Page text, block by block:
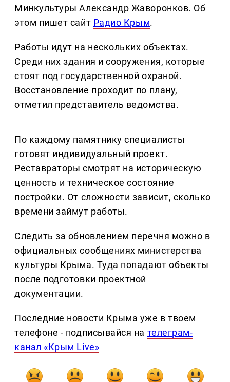
Минкультуры Александр Жаворонков. Об
этом пишет сайт Радио Крым.
Работы идут на нескольких объектах.
Среди них здания и сооружения, которые
стоят под государственной охраной.
Восстановление проходит по плану,
отметил представитель ведомства.
По каждому памятнику специалисты
готовят индивидуальный проект.
Реставраторы смотрят на историческую
ценность и техническое состояние
постройки. От сложности зависит, сколько
времени займут работы.
Следить за обновлением перечня можно в
официальных сообщениях министерства
культуры Крыма. Туда попадают объекты
после подготовки проектной
документации.
Последние новости Крыма уже в твоем
телефоне - подписывайся на телеграм-
канал «Крым Live»